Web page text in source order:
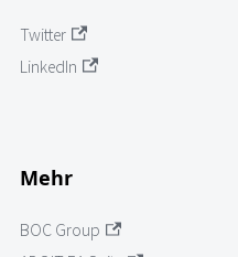
Twitter
LinkedIn
Mehr
BOC Group